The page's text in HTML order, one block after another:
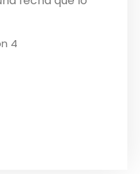
o
conocido que
Namco pisará
4